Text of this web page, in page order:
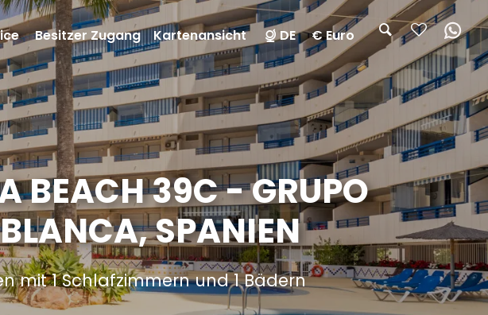
BEACH 39C - GRUPO
SPANIEN
mit 1 Schlafzimmern und 1 Bädern
Besitzer Zugang Kartenansicht DE € Euro